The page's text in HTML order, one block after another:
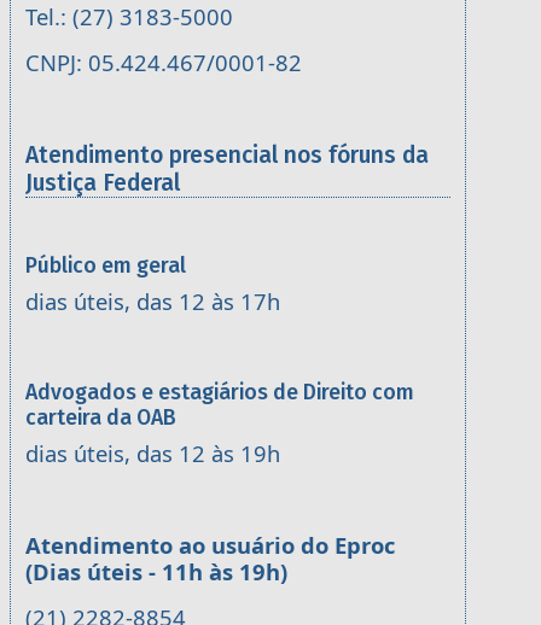
Tel.: (27) 3183-5000
CNPJ: 05.424.467/0001-82
Atendimento presencial nos fóruns da
Justiça Federal
Público em geral
dias úteis, das 12 às 17h
Advogados e estagiários de Direito com
carteira da OAB
dias úteis, das 12 às 19h
Atendimento ao usuário do Eproc
(Dias úteis - 11h às 19h)
(21) 2282-8854